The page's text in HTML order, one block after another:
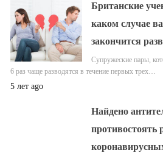
Британские
каком случае
закончится
Супружеские пары,
6 раз чаще разводятся в течение первых трех…
5 лет ago
Найдено
противостоять